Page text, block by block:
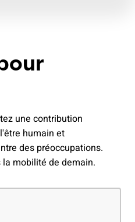
une contribution
humain et
des préoccupations.
mobilité de demain.